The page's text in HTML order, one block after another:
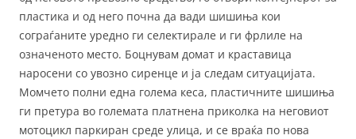
пластика и од него почна да вади шишиња кои
сограѓаните уредно ги селектирале и ги фрлиле на
означеното место. Боцнувам домат и краставица
наросени со увозно сиренце и ја следам ситуацијата.
Момчето полни една голема кеса, пластичните шишиња
ги претура во големата платнена приколка на неговиот
мотоцикл паркиран среде улица, и се враќа по нова